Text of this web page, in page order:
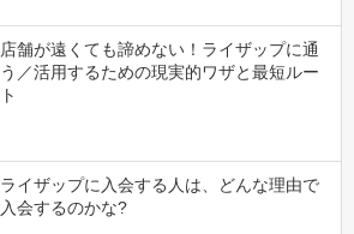
店舗が遠くても諦めない！ライザップに通
う／活用するための現実的ワザと最短ルー
ト
ライザップに入会する人は、どんな理由で
入会するのかな?